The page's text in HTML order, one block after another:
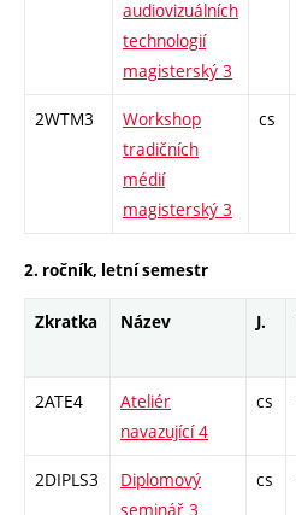
audiovizuálních
technologií
magisterský 3
2WTM3
Workshop
tradičních
médií
magisterský 3
cs
2. ročník, letní semestr
Zkratka Název J.
2ATE4
Ateliér
navazující 4
cs
2DIPLS3
Diplomový
seminář 3
cs